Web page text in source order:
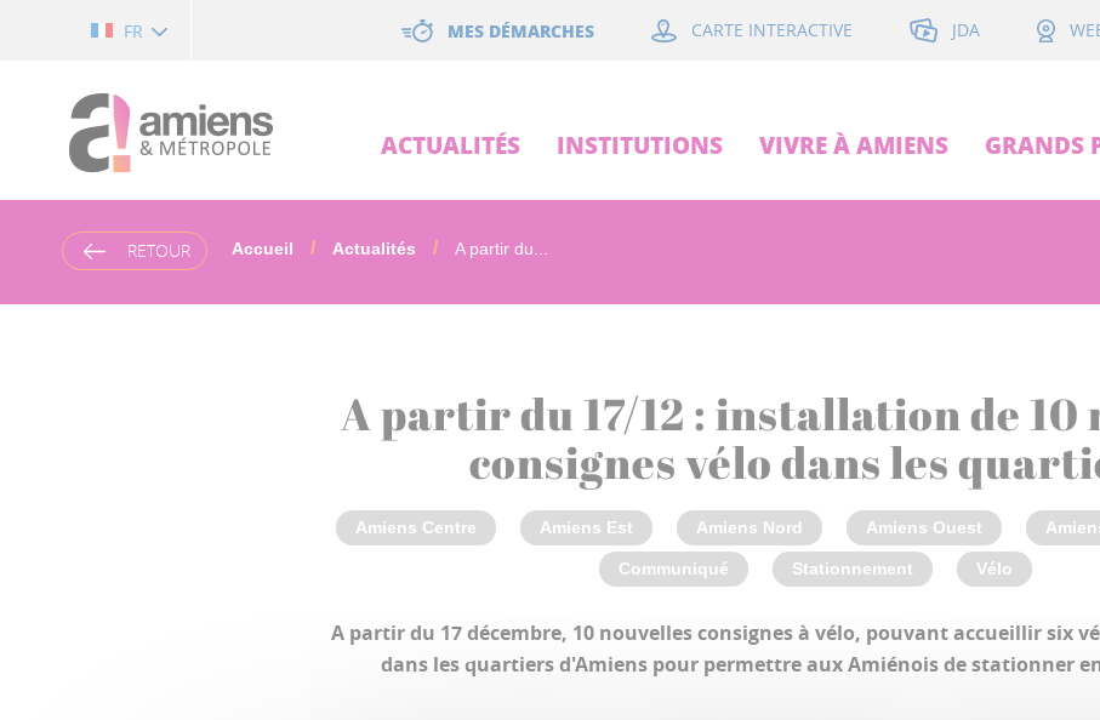
FR MES DÉMARCHES CARTE INTERACTIVE JDA
ACTUALITÉS INSTITUTIONS VIVRE À AMIENS GRANDS
RETOUR Accueil Actualités A partir du...
A partir du 17/12 : installation de 10
consignes vélo dans les
Amiens Centre Amiens Est Amiens Nord Amiens Ouest
Communiqué Stationnement Vélo
A partir du 17 décembre, 10 nouvelles consignes à vélo, pouvant accueillir six
dans les quartiers d'Amiens pour permettre aux Amiénois de stationner